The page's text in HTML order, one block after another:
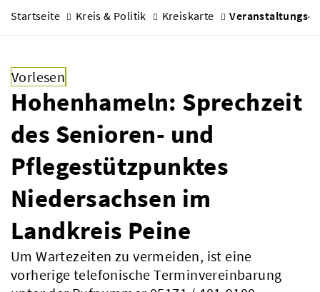
Startseite Kreis & Politik Kreiskarte Veranstaltungs-
Vorlesen
Hohenhameln: Sprechzeit
des Senioren- und
Pflegestützpunktes
Niedersachsen im
Landkreis Peine
Um Wartezeiten zu vermeiden, ist eine
vorherige telefonische Terminvereinbarung